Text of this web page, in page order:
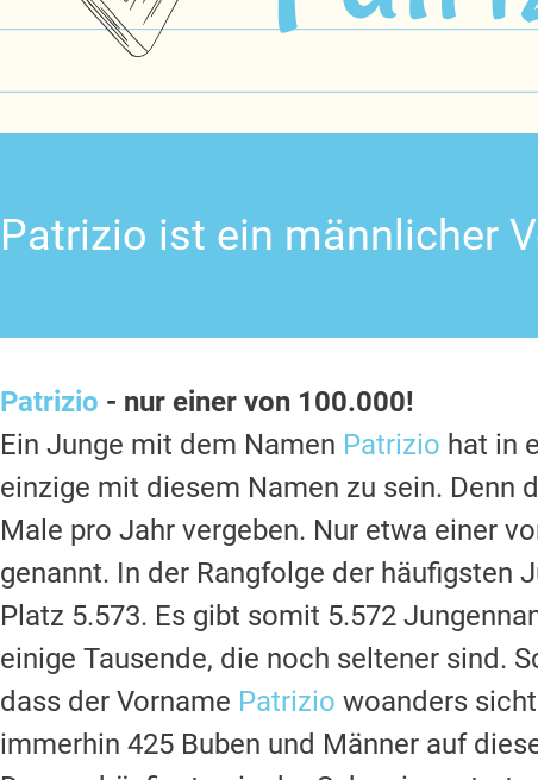
Patrizio ist ein männlicher
Patrizio - nur einer von 100.000!
Ein Junge mit dem Namen Patrizio hat in
einzige mit diesem Namen zu sein. Denn
Male pro Jahr vergeben. Nur etwa einer
genannt. In der Rangfolge der häufigsten
Platz 5.573. Es gibt somit 5.572
einige Tausende, die noch seltener sind.
dass der Vorname Patrizio woanders
immerhin 425 Buben und Männer auf